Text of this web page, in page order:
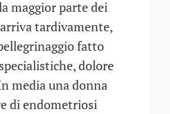
maggior parte dei
tardivamente,
fatto
dolore
media una donna
di endometriosi